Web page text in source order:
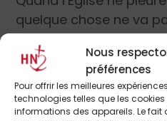
Nous
préférences
Pour offrir les meilleures
technologies telles que les
informations des appareils. Le
quelque chose ne va
enfants et prie ! » a
Église qui va de
enfants leur donne la
accompagne jusqu’à
les laisser entre les